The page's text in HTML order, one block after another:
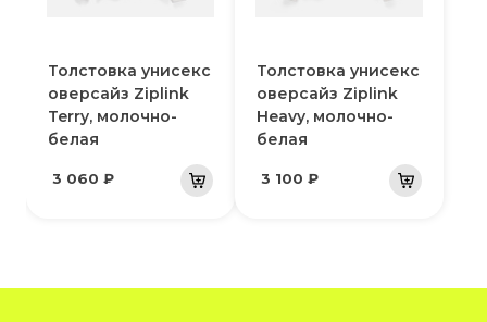
Толстовка унисекс
оверсайз Ziplink
Terry, молочно-
белая
3 060 ₽
Толстовка унисекс
оверсайз Ziplink
Heavy, молочно-
белая
3 100 ₽